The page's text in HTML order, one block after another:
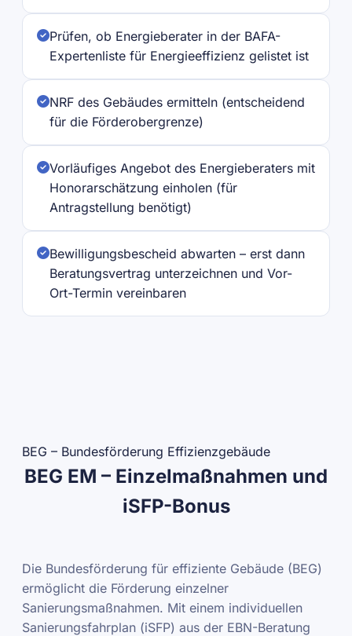
Prüfen, ob Energieberater in der BAFA-
Expertenliste für Energieeffizienz gelistet ist
NRF des Gebäudes ermitteln (entscheidend
für die Förderobergrenze)
Vorläufiges Angebot des Energieberaters mit
Honorarschätzung einholen (für
Antragstellung benötigt)
Bewilligungsbescheid abwarten – erst dann
Beratungsvertrag unterzeichnen und Vor-
Ort-Termin vereinbaren
BEG – Bundesförderung Effizienzgebäude
BEG EM – Einzelmaßnahmen und
iSFP-Bonus
Die Bundesförderung für effiziente Gebäude (BEG)
ermöglicht die Förderung einzelner
Sanierungsmaßnahmen. Mit einem individuellen
Sanierungsfahrplan (iSFP) aus der EBN-Beratung